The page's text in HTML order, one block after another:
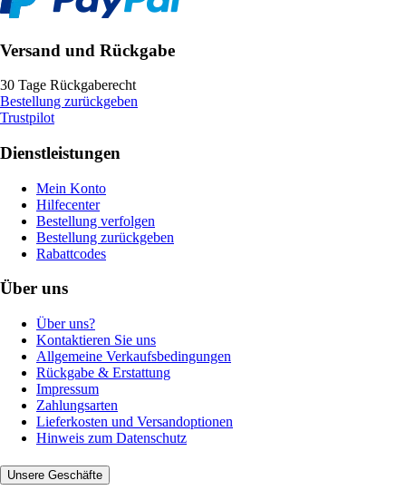
Versand und Rückgabe
30 Tage Rückgaberecht
Bestellung zurückgeben
Trustpilot
Dienstleistungen
Mein Konto
Hilfecenter
Bestellung verfolgen
Bestellung zurückgeben
Rabattcodes
Über uns
Über uns?
Kontaktieren Sie uns
Allgemeine Verkaufsbedingungen
Rückgabe & Erstattung
Impressum
Zahlungsarten
Lieferkosten und Versandoptionen
Hinweis zum Datenschutz
Unsere Geschäfte